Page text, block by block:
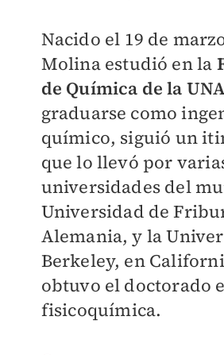
Nacido el 19 de
Molina estudió en la
de Química de la
graduarse como
químico, siguió un
que lo llevó por
universidades del
Universidad de
Alemania, y la
Berkeley, en
obtuvo el doctorado
fisicoquímica.